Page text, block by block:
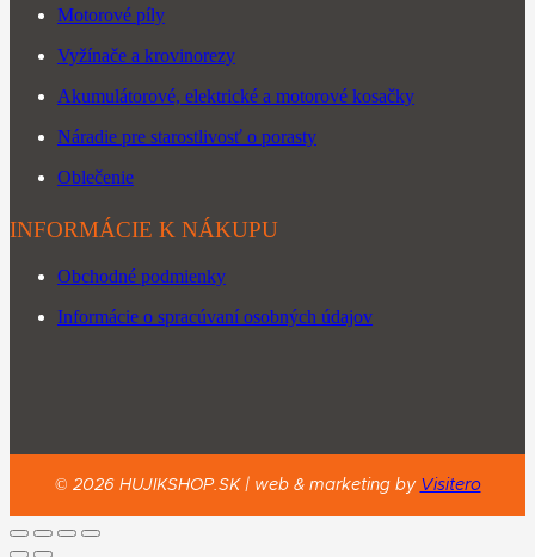
Motorové píly
Vyžínače a krovinorezy
Akumulátorové, elektrické a motorové kosačky
Náradie pre starostlivosť o porasty
Oblečenie
INFORMÁCIE K NÁKUPU
Obchodné podmienky
Informácie o spracúvaní osobných údajov
© 2026HUJIKSHOP.SK | web & marketing by Visitero